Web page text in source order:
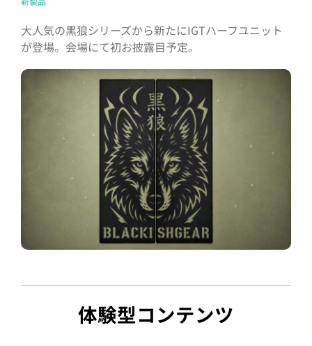
大人気の黒狼シリーズから新たにIGTハーフユニット
が登場。会場にて初お披露目予定。
体験型コンテンツ